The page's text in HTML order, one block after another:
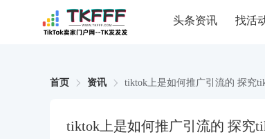
头条资讯 找活
首页 资讯 tiktok上是如何推广引流的 探究
tiktok上是如何推广引流的 探究